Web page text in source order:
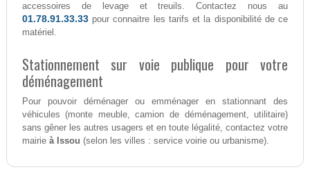
accessoires de levage et treuils. Contactez nous au
01.78.91.33.33 pour connaitre les tarifs et la disponibilité de ce
matériel.
Stationnement sur voie publique pour votre
déménagement
Pour pouvoir déménager ou emménager en stationnant des
véhicules (monte meuble, camion de déménagement, utilitaire)
sans gêner les autres usagers et en toute légalité, contactez votre
mairie à Issou (selon les villes : service voirie ou urbanisme).